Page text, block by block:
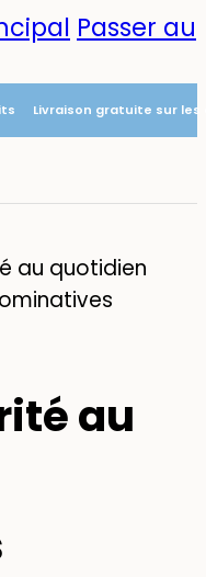
Passer au
Livraison gratuite sur
au quotidien
au